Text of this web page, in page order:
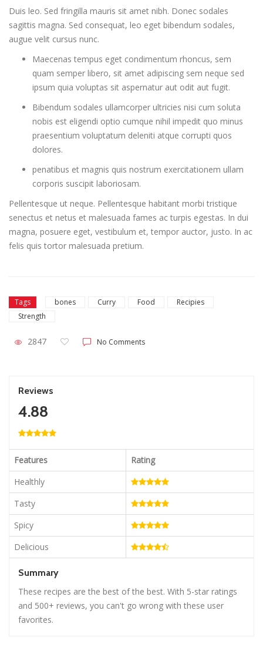
Duis leo. Sed fringilla mauris sit amet nibh. Donec sodales
sagittis magna. Sed consequat, leo eget bibendum sodales,
augue velit cursus nunc.
Maecenas tempus eget condimentum rhoncus, sem
quam semper libero, sit amet adipiscing sem neque sed
ipsum quia voluptas sit aspernatur aut odit aut fugit.
Bibendum sodales ullamcorper ultricies nisi cum soluta
nobis est eligendi optio cumque nihil impedit quo minus
praesentium voluptatum deleniti atque corrupti quos
dolores.
penatibus et magnis quis nostrum exercitationem ullam
corporis suscipit laboriosam.
Pellentesque ut neque. Pellentesque habitant morbi tristique
senectus et netus et malesuada fames ac turpis egestas. In dui
magna, posuere eget, vestibulum et, tempor auctor, justo. In ac
felis quis tortor malesuada pretium.
Tags bones Curry Food
Recipies
Strength
2847 No Comments
Reviews
4.88
Features
Rating
Healthly
Tasty
Spicy
Delicious
Summary
These recipes are the best of the best. With 5-star ratings
and 500+ reviews, you can't go wrong with these user
favorites.